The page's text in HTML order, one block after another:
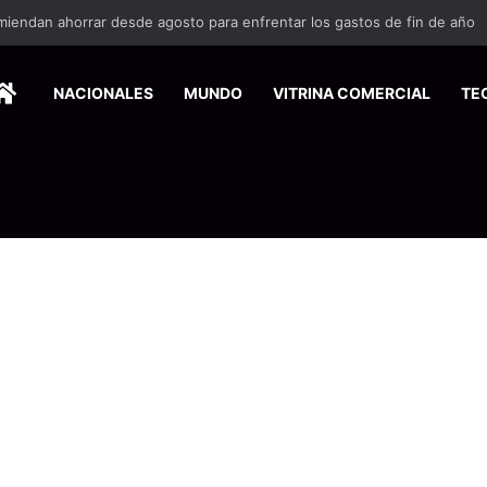
ahorrar desde agosto para enfrentar los gastos de fin de año
HOMENACIONALES MUNDO VITRINA COMERCIAL